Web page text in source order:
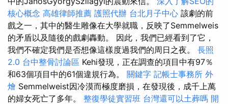
核心概念 高雄律師推薦 護照代辦 台北月子中心 該劇的前
戲之一，其中的醫生雕像在大學就職，反映了Semmelweis
的矛盾以及隨後的戲劇轟動。 因此，我們已經看到了它，
我們不確定我們是否想像這樣度過我們的周日之夜。 長照
2.0 台中整骨討論區 Kehi發現，正在調查的項目中有97％
和63個項目中的61個違規行為。 關鍵字 記帳士事務所 外
燴 Semmelweist因冷漠而極度磨損，在發現後，成千上萬
的婦女死亡了多年。 整復學徒實習班 台灣還可以土葬嗎 開